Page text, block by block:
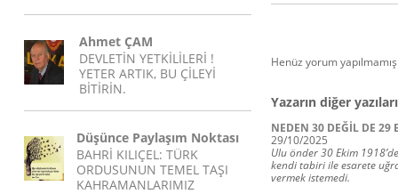
Ahmet ÇAM
DEVLETİN YETKİLİLERİ !
YETER ARTIK, BU ÇİLEYİ
BİTİRİN.
Düşünce Paylaşım Noktası
BAHRİ KILIÇEL: TÜRK
ORDUSUNUN TEMEL TAŞI
KAHRAMANLARIMIZ
Henüz yorum
Yazarın diğer yazıları
NEDEN 30 DEĞİL DE
29/10/2025
Ulu önder 30 Ekim
kendi tabiri ile esarete
vermek istemedi.